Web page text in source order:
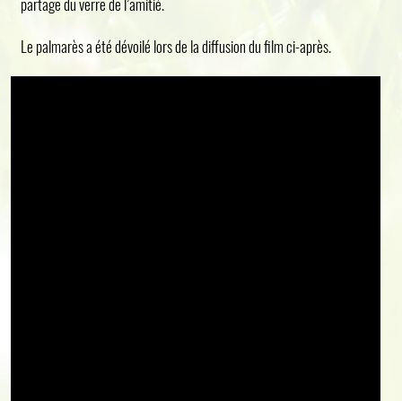
Le palmarès a été dévoilé lors de la diffusion du film ci-après.